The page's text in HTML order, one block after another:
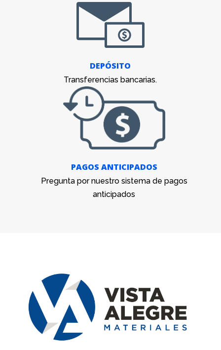
DEPÓSITO
Transferencias bancarias.
PAGOS ANTICIPADOS
Pregunta por nuestro sistema de pagos
anticipados